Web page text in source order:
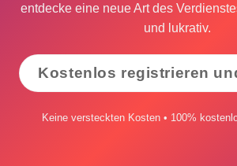
entdecke eine neue Art des
und lukrativ.
Kostenlos registrieren
Keine versteckten Kosten • 100%